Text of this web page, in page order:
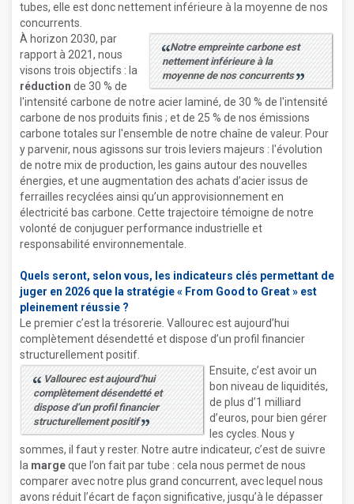
tubes, elle est donc nettement inférieure à la moyenne de nos
concurrents.
Notre empreinte carbone est
nettement inférieure à la
moyenne de nos concurrents
À horizon 2030, par
rapport à 2021, nous
visons trois objectifs : la
réduction de 30 % de
l'intensité carbone de notre acier laminé, de 30 % de l'intensité
carbone de nos produits finis ; et de 25 % de nos émissions
carbone totales sur l'ensemble de notre chaîne de valeur. Pour
y parvenir, nous agissons sur trois leviers majeurs : l'évolution
de notre mix de production, les gains autour des nouvelles
énergies, et une augmentation des achats d’acier issus de
ferrailles recyclées ainsi qu’un approvisionnement en
électricité bas carbone. Cette trajectoire témoigne de notre
volonté de conjuguer performance industrielle et
responsabilité environnementale.
Quels seront, selon vous, les indicateurs clés permettant de
juger en 2026 que la stratégie « From Good to Great » est
pleinement réussie ?
Le premier c’est la trésorerie. Vallourec est aujourd’hui
complètement désendetté et dispose d’un profil financier
structurellement positif.
Vallourec est aujourd’hui
complètement désendetté et
dispose d’un profil financier
structurellement positif
Ensuite, c’est avoir un
bon niveau de liquidités,
de plus d’1 milliard
d’euros, pour bien gérer
les cycles. Nous y
sommes, il faut y rester. Notre autre indicateur, c’est de suivre
la margeque l’on fait par tube : cela nous permet de nous
comparer avec notre plus grand concurrent, avec lequel nous
avons réduit l’écart de façon significative, jusqu’à le dépasser